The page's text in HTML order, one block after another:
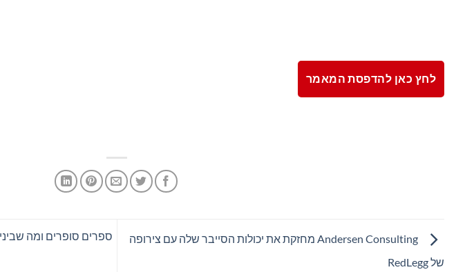
לחץ כאן להדפסת המאמר
‏ Andersen Consulting מחזקת את יכולות הסייבר שלה עם צירופה
של RedLegg